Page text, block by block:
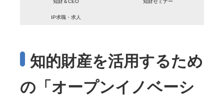
知財＆CEO 知財セミナー
IP求職・求人
知的財産を活用するため
の「オープンイノベーシ